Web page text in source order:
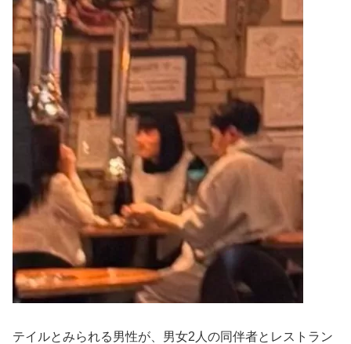
テイルとみられる男性が、男女2人の同伴者とレストラン